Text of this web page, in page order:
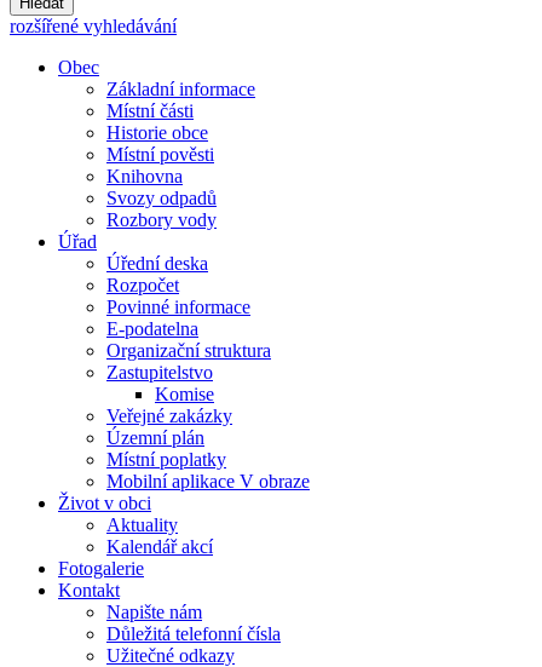
rozšířené vyhledávání
Obec
Základní informace
Místní části
Historie obce
Místní pověsti
Knihovna
Svozy odpadů
Rozbory vody
Úřad
Úřední deska
Rozpočet
Povinné informace
E-podatelna
Organizační struktura
Zastupitelstvo
Komise
Veřejné zakázky
Územní plán
Místní poplatky
Mobilní aplikace V obraze
Život v obci
Aktuality
Kalendář akcí
Fotogalerie
Kontakt
Napište nám
Důležitá telefonní čísla
Užitečné odkazy